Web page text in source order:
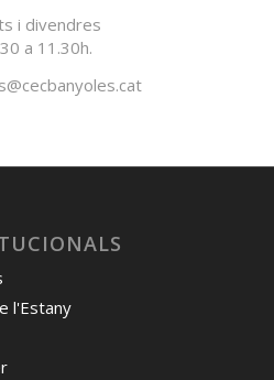
i divendres
a 11.30h.
l'Estany